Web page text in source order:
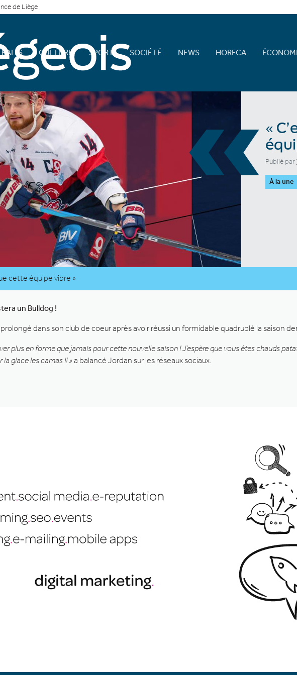
de Liège
CULTURE SPORT SOCIÉTÉ NEWS HORECA
««
Publié par
À la une
cette équipe vibre »
un Bulldog !
dans son club de coeur après avoir réussi un formidable quadruplé la saison
plus en forme que jamais pour cette nouvelle saison ! J’espère que vous êtes chauds
glace les camas !! » a balancé Jordan sur les réseaux sociaux.